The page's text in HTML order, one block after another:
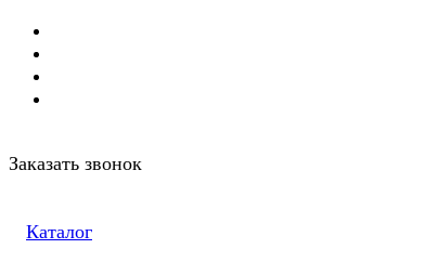
Заказать звонок
Каталог